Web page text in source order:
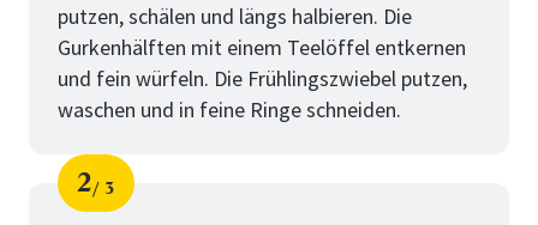
putzen, schälen und längs halbieren. Die
Gurkenhälften mit einem Teelöffel entkernen
und fein würfeln. Die Frühlingszwiebel putzen,
waschen und in feine Ringe schneiden.
Schritt
2
von
3